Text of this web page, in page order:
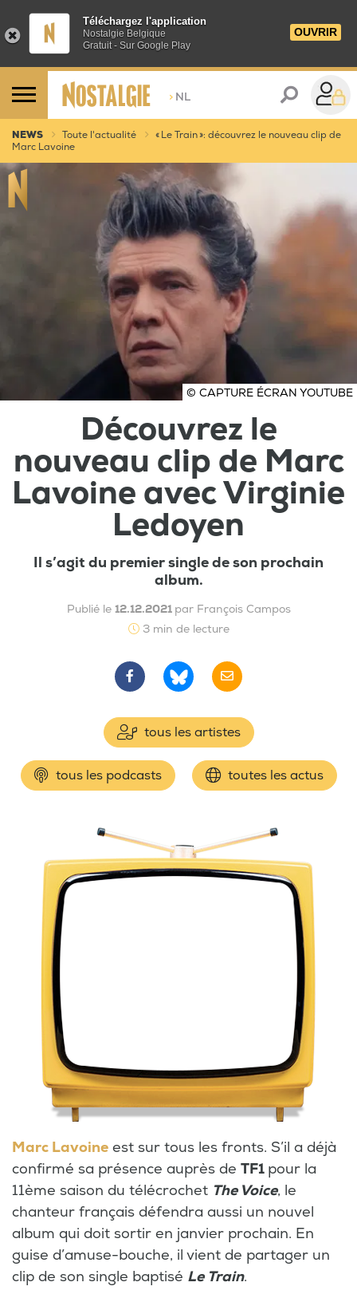
Téléchargez l'application
Nostalgie Belgique
Gratuit - Sur Google Play
OUVRIR
> NL
NEWS Toute l'actualité
« Le Train »: découvrez le nouveau clip de
Marc Lavoine
© CAPTURE ÉCRAN YOUTUBE
Découvrez le
nouveau clip de Marc
Lavoine avec Virginie
Ledoyen
Il s’agit du premier single de son prochain
album.
Publié le 12.12.2021 par François Campos
3 min de lecture
tous les artistes
tous les podcasts toutes les actus
Marc Lavoine est sur tous les fronts. S’il a déjà
confirmé sa présence auprès de TF1 pour la
11ème saison du télécrochet The Voice, le
chanteur français défendra aussi un nouvel
album qui doit sortir en janvier prochain. En
guise d’amuse-bouche, il vient de partager un
clip de son single baptisé Le Train.